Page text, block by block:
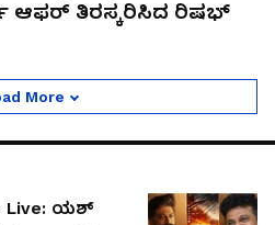
ಆಫರ್ ತಿರಸ್ಕರಿಸಿದ ರಿಷಭ್
More
Live: ಯಶ್